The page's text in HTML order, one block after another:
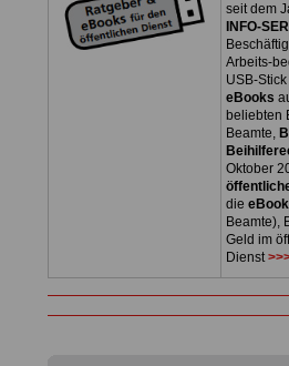
seit dem
INFO-
Arbeits-
USB-
eBooks
beliebten
Beamte,
Oktober
die
Beamte),
Geld im
Dienst